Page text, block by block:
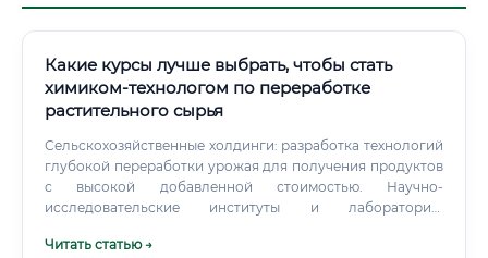
Какие курсы лучше выбрать, чтобы стать
химиком-технологом по переработке
растительного сырья
Сельскохозяйственные холдинги: разработка технологий
глубокой переработки урожая для получения продуктов
с высокой добавленной стоимостью. Научно-
исследовательские институты и лаборатории:
химии природных соединений.
Читать статью →